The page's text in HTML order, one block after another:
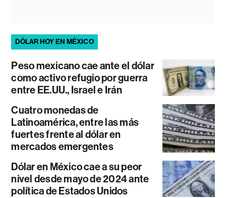
DÓLAR HOY EN MÉXICO
Peso mexicano cae ante el dólar
como activo refugio por guerra
entre EE.UU., Israel e Irán
Cuatro monedas de
Latinoamérica, entre las más
fuertes frente al dólar en
mercados emergentes
Dólar en México cae a su peor
nivel desde mayo de 2024 ante
política de Estados Unidos